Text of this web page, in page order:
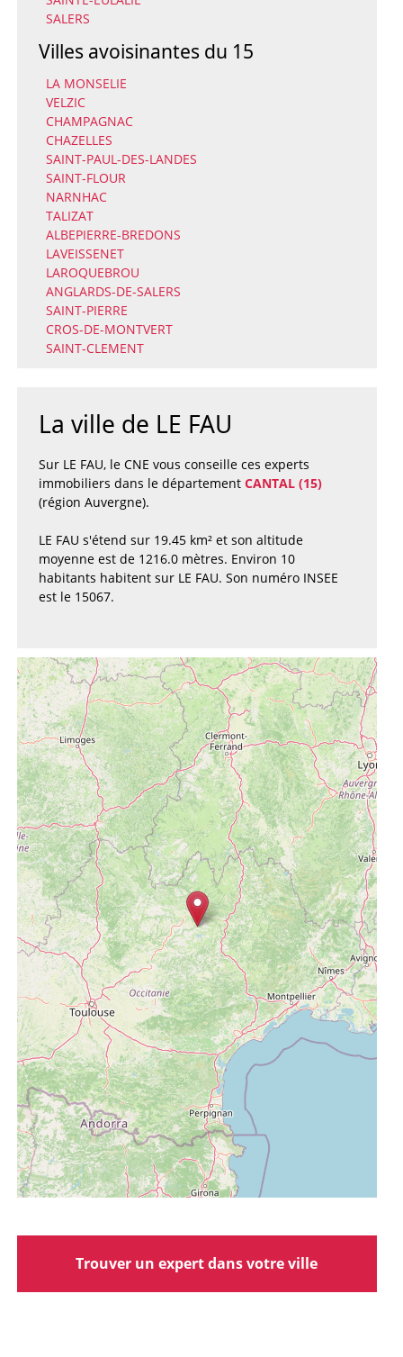
SALERS
Villes avoisinantes du 15
LA MONSELIE
VELZIC
CHAMPAGNAC
CHAZELLES
SAINT-PAUL-DES-LANDES
SAINT-FLOUR
NARNHAC
TALIZAT
ALBEPIERRE-BREDONS
LAVEISSENET
LAROQUEBROU
ANGLARDS-DE-SALERS
SAINT-PIERRE
CROS-DE-MONTVERT
SAINT-CLEMENT
La ville de LE FAU
Sur LE FAU, le CNE vous conseille ces experts
immobiliers dans le département CANTAL (15)
(région Auvergne).
LE FAU s'étend sur 19.45 km² et son altitude
moyenne est de 1216.0 mètres. Environ 10
habitants habitent sur LE FAU. Son numéro INSEE
est le 15067.
Trouver un expert dans votre ville